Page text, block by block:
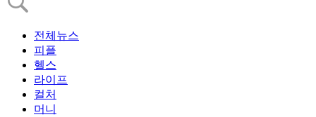
전체뉴스
피플
헬스
라이프
컬처
머니